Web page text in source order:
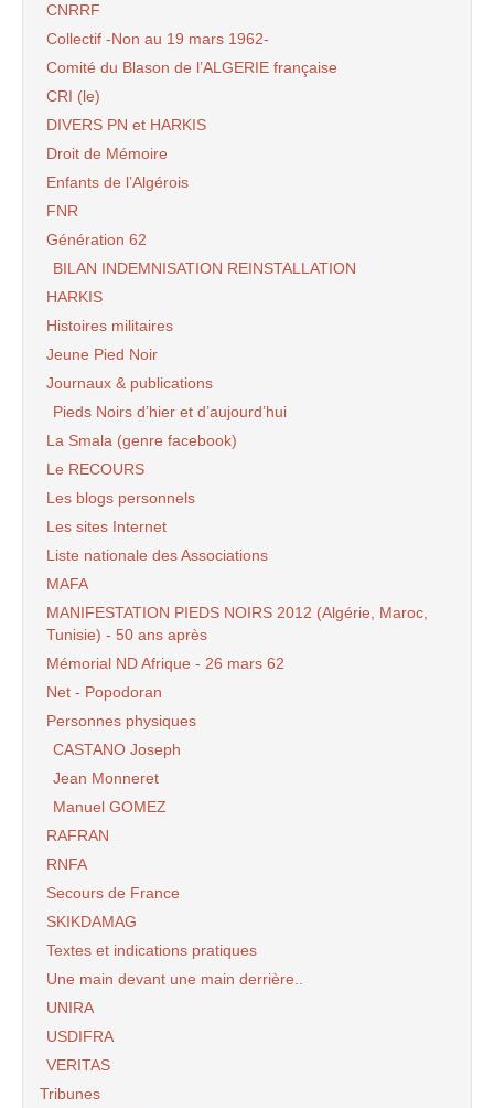
CNRRF
Collectif -Non au 19 mars 1962-
Comité du Blason de l’ALGERIE française
CRI (le)
DIVERS PN et HARKIS
Droit de Mémoire
Enfants de l’Algérois
FNR
Génération 62
BILAN INDEMNISATION REINSTALLATION
HARKIS
Histoires militaires
Jeune Pied Noir
Journaux & publications
Pieds Noirs d’hier et d’aujourd’hui
La Smala (genre facebook)
Le RECOURS
Les blogs personnels
Les sites Internet
Liste nationale des Associations
MAFA
MANIFESTATION PIEDS NOIRS 2012 (Algérie, Maroc,
Tunisie) - 50 ans après
Mémorial ND Afrique - 26 mars 62
Net - Popodoran
Personnes physiques
CASTANO Joseph
Jean Monneret
Manuel GOMEZ
RAFRAN
RNFA
Secours de France
SKIKDAMAG
Textes et indications pratiques
Une main devant une main derrière..
UNIRA
USDIFRA
VERITAS
Tribunes